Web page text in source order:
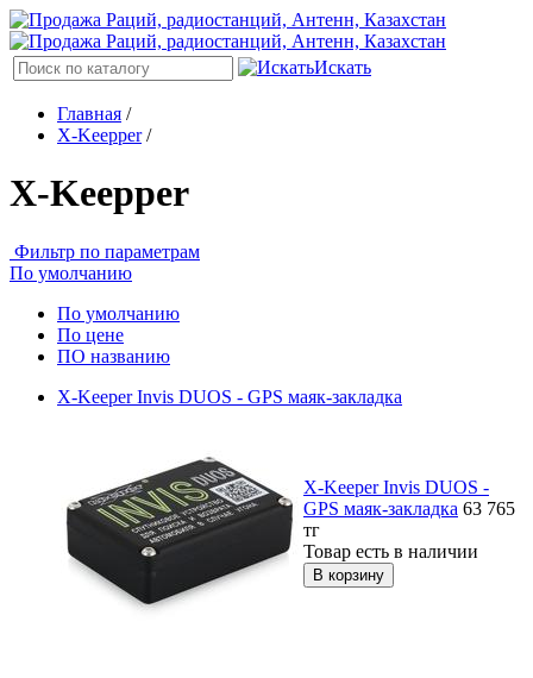
Искать
Главная /
X-Keepper/
X-Keepper
Фильтр по параметрам
По умолчанию
По умолчанию
По цене
ПО названию
X-Keeper Invis DUOS - GPS маяк-закладка
X-Keeper Invis DUOS -
GPS маяк-закладка 63 765
тг
Товар есть в наличии